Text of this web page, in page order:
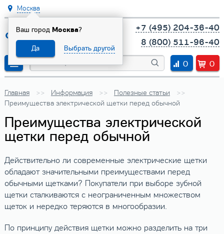
Москва
Ваш город Москва?
Да Выбрать другой
+7 (495) 204-36-40
8 (800) 511-96-40
0
0
Главная Информация
Полезные статьи
Преимущества электрической щетки перед обычной
Преимущества электрической
щетки перед обычной
Действительно ли современные электрические щетки
обладают значительными преимуществами перед
обычными щетками? Покупатели при выборе зубной
щетки сталкиваются с неограниченным множеством
щеток и нередко теряются в многообразии.
По принципу действия щетки можно разделить на три